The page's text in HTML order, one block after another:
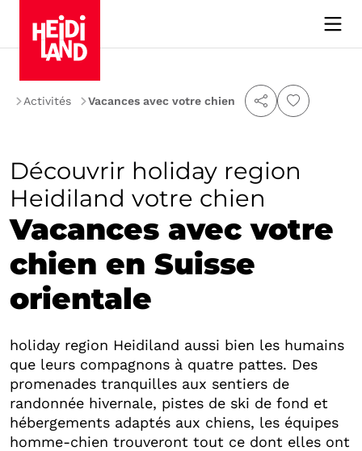
Activités Vacances avec votre chien
Découvrir holiday region
Heidiland votre chien
Vacances avec votre
chien en Suisse
orientale
holiday region Heidiland aussi bien les humains
que leurs compagnons à quatre pattes. Des
promenades tranquilles aux sentiers de
randonnée hivernale, pistes de ski de fond et
hébergements adaptés aux chiens, les équipes
homme-chien trouveront tout ce dont elles ont